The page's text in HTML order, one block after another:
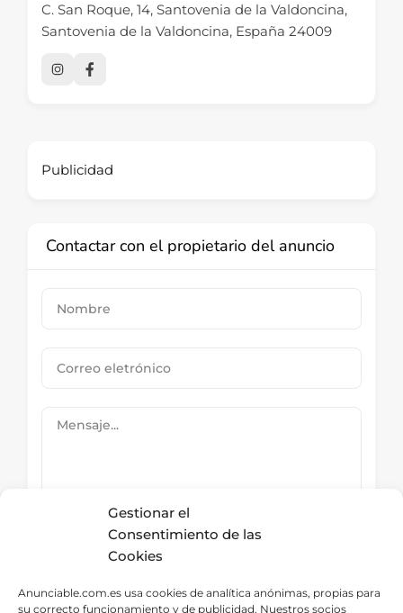
Gestionar el
Consentimiento de las
Cookies
Anunciable.com.es usa cookies de analítica anónimas, propias para
su correcto funcionamiento y de publicidad. Nuestros socios
C. San Roque, 14, Santovenia de la Valdoncina,
Santovenia de la Valdoncina, España 24009
Publicidad
Contactar con el propietario del anuncio
Submit Now